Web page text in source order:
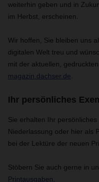
weiterhin geben und in
im Herbst, erscheinen.
Wir hoffen, Sie bleiben uns
digitalen Welt treu und
mit der aktuellen,
magazin.dachser.de
Ihr persönliches
Sie erhalten Ihr
Niederlassung oder hier als
bei der Lektüre der neuen
Stöbern Sie auch gerne in
Printausgaben.